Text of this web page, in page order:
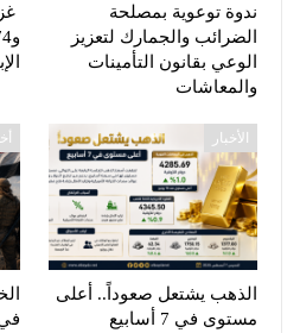
ندوة توعوية بمصلحة
الضرائب والجمارك لتعزيز
الوعي بقانون التأمينات
والمعاشات
الأخبار
الذهب يشتعل صعوداً.. أعلى
مستوى في 7 أسابيع